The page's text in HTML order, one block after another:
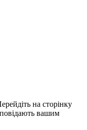
на сторінку
вашим